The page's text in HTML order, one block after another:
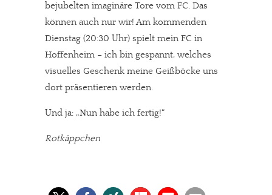
bejubelten imaginäre Tore vom FC. Das
können auch nur wir! Am kommenden
Dienstag (20:30 Uhr) spielt mein FC in
Hoffenheim – ich bin gespannt, welches
visuelles Geschenk meine Geißböcke uns
dort präsentieren werden.
Und ja: „Nun habe ich fertig!“
Rotkäppchen